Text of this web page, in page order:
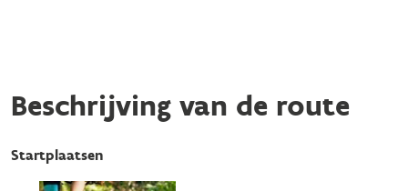
Beschrijving van de route
Startplaatsen